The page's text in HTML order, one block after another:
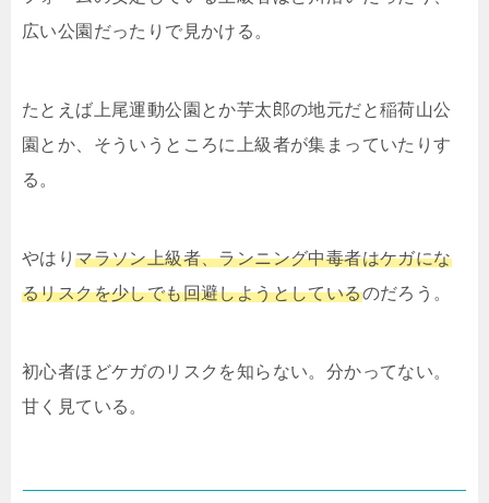
広い公園だったりで見かける。
たとえば上尾運動公園とか芋太郎の地元だと稲荷山公
園とか、そういうところに上級者が集まっていたりす
る。
やはりマラソン上級者、ランニング中毒者はケガにな
るリスクを少しでも回避しようとしているのだろう。
初心者ほどケガのリスクを知らない。分かってない。
甘く見ている。